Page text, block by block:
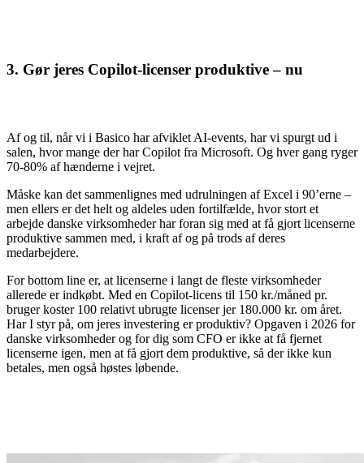
3. Gør jeres Copilot-licenser produktive – nu
Af og til, når vi i Basico har afviklet AI-events, har vi spurgt ud i
salen, hvor mange der har Copilot fra Microsoft. Og hver gang ryger
70-80% af hænderne i vejret.
Måske kan det sammenlignes med udrulningen af Excel i 90’erne –
men ellers er det helt og aldeles uden fortilfælde, hvor stort et
arbejde danske virksomheder har foran sig med at få gjort licenserne
produktive sammen med, i kraft af og på trods af deres
medarbejdere.
For bottom line er, at licenserne i langt de fleste virksomheder
allerede er indkøbt. Med en Copilot-licens til 150 kr./måned pr.
bruger koster 100 relativt ubrugte licenser jer 180.000 kr. om året.
Har I styr på, om jeres investering er produktiv? Opgaven i 2026 for
danske virksomheder og for dig som CFO er ikke at få fjernet
licenserne igen, men at få gjort dem produktive, så der ikke kun
betales, men også høstes løbende.